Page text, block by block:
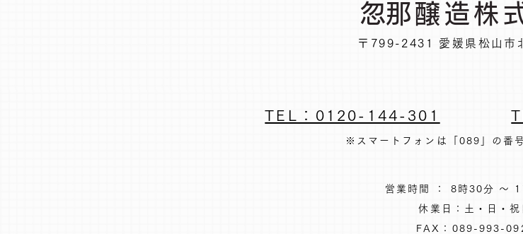
忽那醸造株
〒799-2431 愛媛県松山市
TEL：0120-144-301
※スマートフォンは「089」の番
営業時間 ： 8時30分 ～
休業日：土・日・祝
FAX：089-993-